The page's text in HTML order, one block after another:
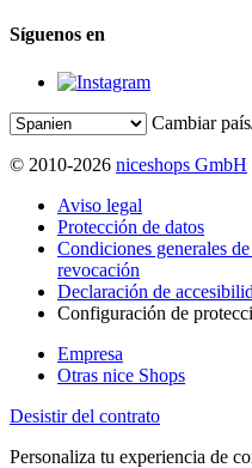
Síguenos en
Cambiar
© 2010-2026 niceshops GmbH
Aviso legal
Protección de datos
Condiciones generales
revocación
Declaración de
Configuración de
Empresa
Otras nice Shops
Desistir del contrato
Personaliza tu experiencia de